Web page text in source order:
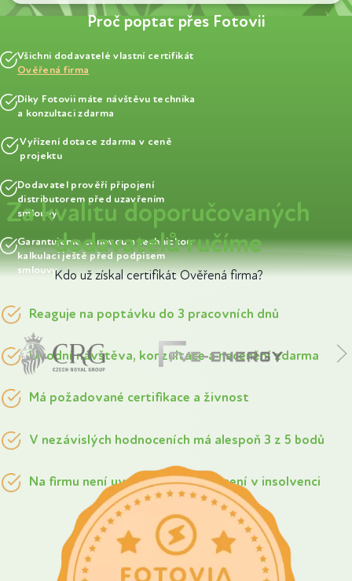
Proč poptat přes Fotovii
Všichni dodavatelé vlastní certifikát
Ověřená firma
Díky Fotovii máte návštěvu technika
a konzultaci zdarma
Vyřízení dotace zdarma v ceně
projektu
Dodavatel prověří připojení
distributorem před uzavřením
smlouvy
Garantujeme cenovou a technickou
kalkulaci ještě před podpisem
smlouvy
Za kvalitu doporučovaných
dodavatelů ručíme
Kdo už získal certifikát Ověřená firma?
Reaguje na poptávku do 3 pracovních dnů
Úvodní návštěva, konzultace a nacenění zdarma
Má požadované certifikace a živnost
V nezávislých hodnoceních má alespoň 3 z 5 bodů
Na firmu není uvalena exekuce a není v insolvenci